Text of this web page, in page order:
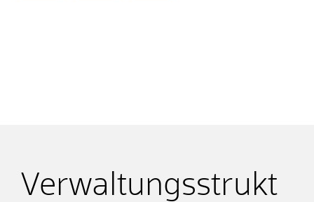
Verwaltungsstrukt